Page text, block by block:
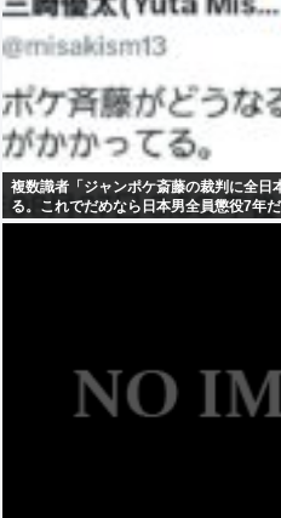
複数識者「ジャンポケ斎藤の裁判に全日
る。これでだめなら日本男全員懲役7年だ